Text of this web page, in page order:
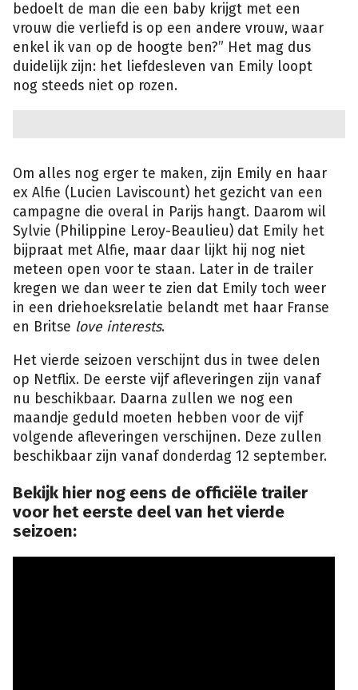
bedoelt de man die een baby krijgt met een
vrouw die verliefd is op een andere vrouw, waar
enkel ik van op de hoogte ben?” Het mag dus
duidelijk zijn: het liefdesleven van Emily loopt
nog steeds niet op rozen.
Om alles nog erger te maken, zijn Emily en haar
ex Alfie (Lucien Laviscount) het gezicht van een
campagne die overal in Parijs hangt. Daarom wil
Sylvie (Philippine Leroy-Beaulieu) dat Emily het
bijpraat met Alfie, maar daar lijkt hij nog niet
meteen open voor te staan. Later in de trailer
kregen we dan weer te zien dat Emily toch weer
in een driehoeksrelatie belandt met haar Franse
en Britse love interests.
Het vierde seizoen verschijnt dus in twee delen
op Netflix. De eerste vijf afleveringen zijn vanaf
nu beschikbaar. Daarna zullen we nog een
maandje geduld moeten hebben voor de vijf
volgende afleveringen verschijnen. Deze zullen
beschikbaar zijn vanaf donderdag 12 september.
Bekijk hier nog eens de officiële trailer
voor het eerste deel van het vierde
seizoen: